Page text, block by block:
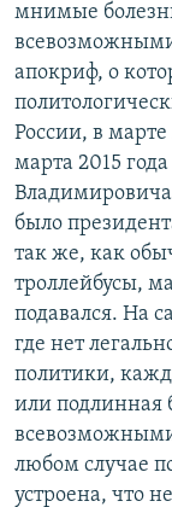
мнимые
апокриф, о
России, в марте
марта 2015
Владимировича
было
так же, как
троллейбусы,
подавался. На
где нет
политики,
или подлинная
любом случае
устроена, что